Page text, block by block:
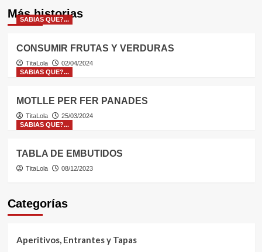
Más historias
SABIAS QUE?...
CONSUMIR FRUTAS Y VERDURAS
TitaLola
02/04/2024
SABIAS QUE?...
MOTLLE PER FER PANADES
TitaLola
25/03/2024
SABIAS QUE?...
TABLA DE EMBUTIDOS
TitaLola 08/12/2023
Categorías
Aperitivos, Entrantes y Tapas